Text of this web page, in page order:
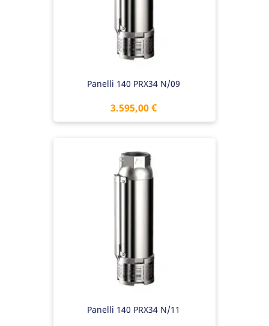
Panelli 140 PRX34 N/09
Preis
3.595,00 €
Panelli 140 PRX34 N/11